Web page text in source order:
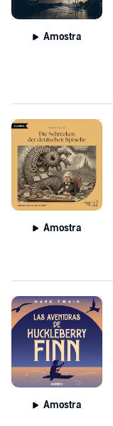
Amostra
Amostra
Amostra